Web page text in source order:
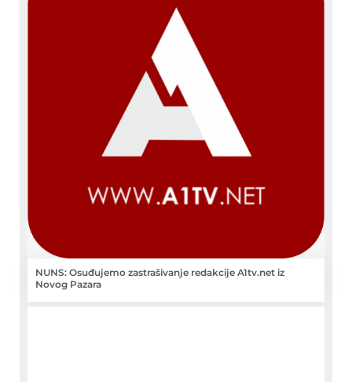
NUNS: Osuđujemo zastrašivanje redakcije A1tv.net iz
Novog Pazara